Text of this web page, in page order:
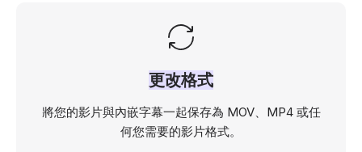
更改格式
將您的影片與內嵌字幕一起保存為 MOV、MP4 或任
何您需要的影片格式。